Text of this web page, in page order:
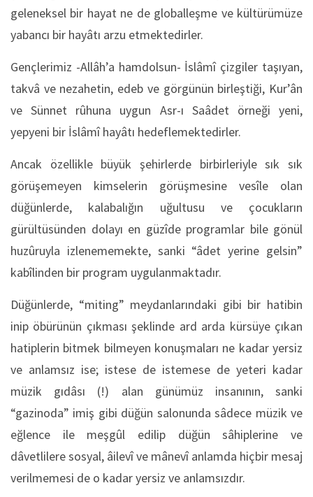
geleneksel bir hayat ne de globalleşme ve kültürümüze
yabancı bir hayâtı arzu etmektedirler.
Gençlerimiz -Allâh’a hamdolsun- İslâmî çizgiler taşıyan,
takvâ ve nezahetin, edeb ve görgünün birleştiği, Kur’ân
ve Sünnet rûhuna uygun Asr-ı Saâdet örneği yeni,
yepyeni bir İslâmî hayâtı hedeflemektedirler.
Ancak özellikle büyük şehirlerde birbirleriyle sık sık
görüşemeyen kimselerin görüşmesine vesîle olan
düğünlerde, kalabalığın uğultusu ve çocukların
gürültüsünden dolayı en güzîde programlar bile gönül
huzûruyla izlenememekte, sanki “âdet yerine gelsin”
kabîlinden bir program uygulanmaktadır.
Düğünlerde, “miting” meydanlarındaki gibi bir hatibin
inip öbürünün çıkması şeklinde ard arda kürsüye çıkan
hatiplerin bitmek bilmeyen konuşmaları ne kadar yersiz
ve anlamsız ise; istese de istemese de yeteri kadar
müzik gıdâsı (!) alan günümüz insanının, sanki
“gazinoda” imiş gibi düğün salonunda sâdece müzik ve
eğlence ile meşgûl edilip düğün sâhiplerine ve
dâvetlilere sosyal, âilevî ve mânevî anlamda hiçbir mesaj
verilmemesi de o kadar yersiz ve anlamsızdır.